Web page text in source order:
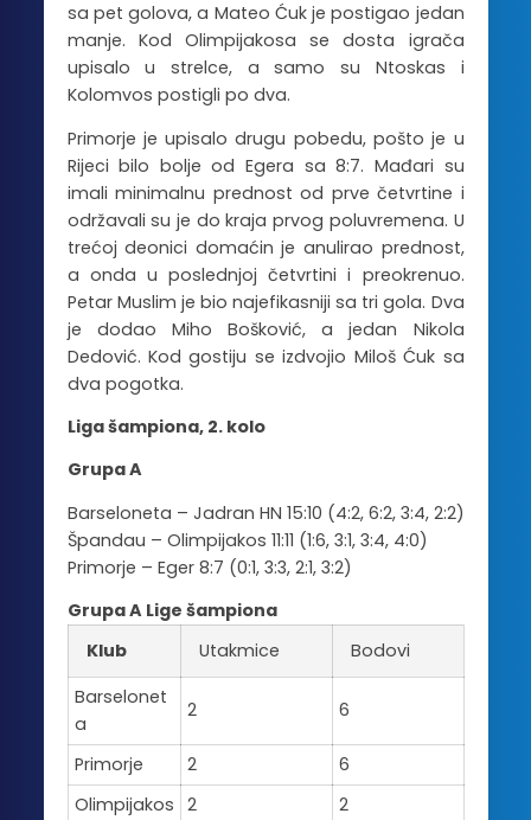
sa pet golova, a Mateo Ćuk je postigao jedan
manje. Kod Olimpijakosa se dosta igrača
upisalo u strelce, a samo su Ntoskas i
Kolomvos postigli po dva.
Primorje je upisalo drugu pobedu, pošto je u
Rijeci bilo bolje od Egera sa 8:7. Mađari su
imali minimalnu prednost od prve četvrtine i
održavali su je do kraja prvog poluvremena. U
trećoj deonici domaćin je anulirao prednost,
a onda u poslednjoj četvrtini i preokrenuo.
Petar Muslim je bio najefikasniji sa tri gola. Dva
je dodao Miho Bošković, a jedan Nikola
Dedović. Kod gostiju se izdvojio Miloš Ćuk sa
dva pogotka.
Liga šampiona, 2. kolo
Grupa A
Barseloneta – Jadran HN 15:10 (4:2, 6:2, 3:4, 2:2)
Špandau – Olimpijakos 11:11 (1:6, 3:1, 3:4, 4:0)
Primorje – Eger 8:7 (0:1, 3:3, 2:1, 3:2)
Grupa A Lige šampiona
Klub
Utakmice
Bodovi
Barselonet
a
2 6
Primorje 2
6
Olimpijakos 2 2